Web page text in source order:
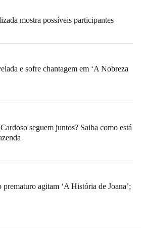
mostra possíveis participantes
e sofre chantagem em ‘A Nobreza
seguem juntos? Saiba como está
agitam ‘A História de Joana’;